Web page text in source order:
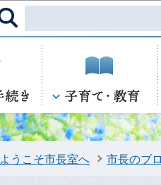
この
ようこそ市長室へ 市長のブ